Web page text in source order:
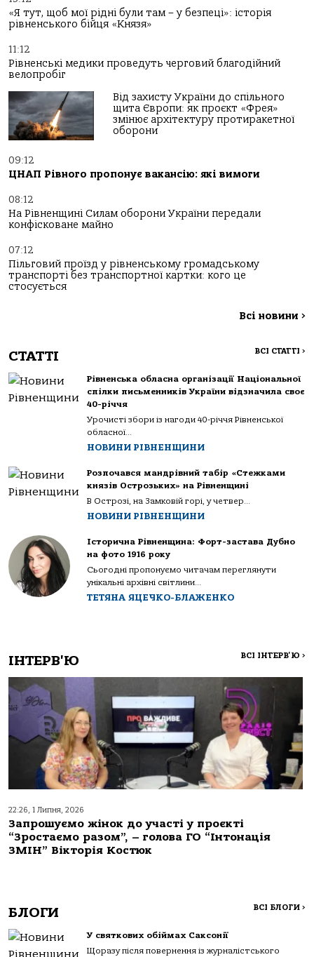
«Я тут, щоб мої рідні були там – у безпеці»: історія
рівненського бійця «Князя»
11:12
Рівненські медики проведуть черговий благодійний
велопробіг
Від захисту України до спільного
щита Європи: як проєкт «Фрея»
змінює архітектуру протиракетної
оборони
09:12
ЦНАП Рівного пропонує вакансію: які вимоги
08:12
На Рівненщині Силам оборони України передали
конфісковане майно
07:12
Пільговий проїзд у рівненському громадському
транспорті без транспортної картки: кого це
стосується
Всі новини >
СТАТТІ ВСІ СТАТТІ >
Рівненська обласна організації Національної
спілки письменників України відзначила своє
40-річчя
Урочисті збори із нагоди 40-річчя Рівненської
обласної...
НОВИНИ РІВНЕНЩИНИ
Розпочався мандрівний табір «Стежками
князів Острозьких» на Рівненщині
В Острозі, на Замковій горі, у четвер...
НОВИНИ РІВНЕНЩИНИ
Історична Рівненщина: Форт-застава Дубно
на фото 1916 року
Сьогодні пропонуємо читачам переглянути
унікальні архівні світлини...
ТЕТЯНА ЯЦЕЧКО-БЛАЖЕНКО
ІНТЕРВ'Ю ВСІ ІНТЕРВ'Ю >
22:26, 1 Липня, 2026
Запрошуємо жінок до участі у проєкті
“Зростаємо разом”, – голова ГО “Інтонація
ЗМІН” Вікторія Костюк
БЛОГИ ВСІ БЛОГИ >
У святкових обіймах Саксонії
Щоразу після повернення із журналістського